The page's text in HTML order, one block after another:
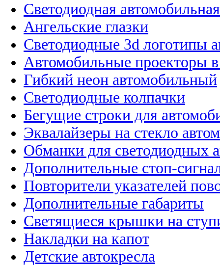
Светодиодная
Ангельские глазки
Светодиодные 3d логотипы
Автомобильные проекторы
Гибкий неон автомобильный
Светодиодные колпачки
Бегущие строки для
Эквалайзеры на стекло
Обманки для светодиодных
Дополнительные стоп-
Повторители указателей
Дополнительные габариты
Светящиеся крышки на
Накладки на капот
Детские автокресла